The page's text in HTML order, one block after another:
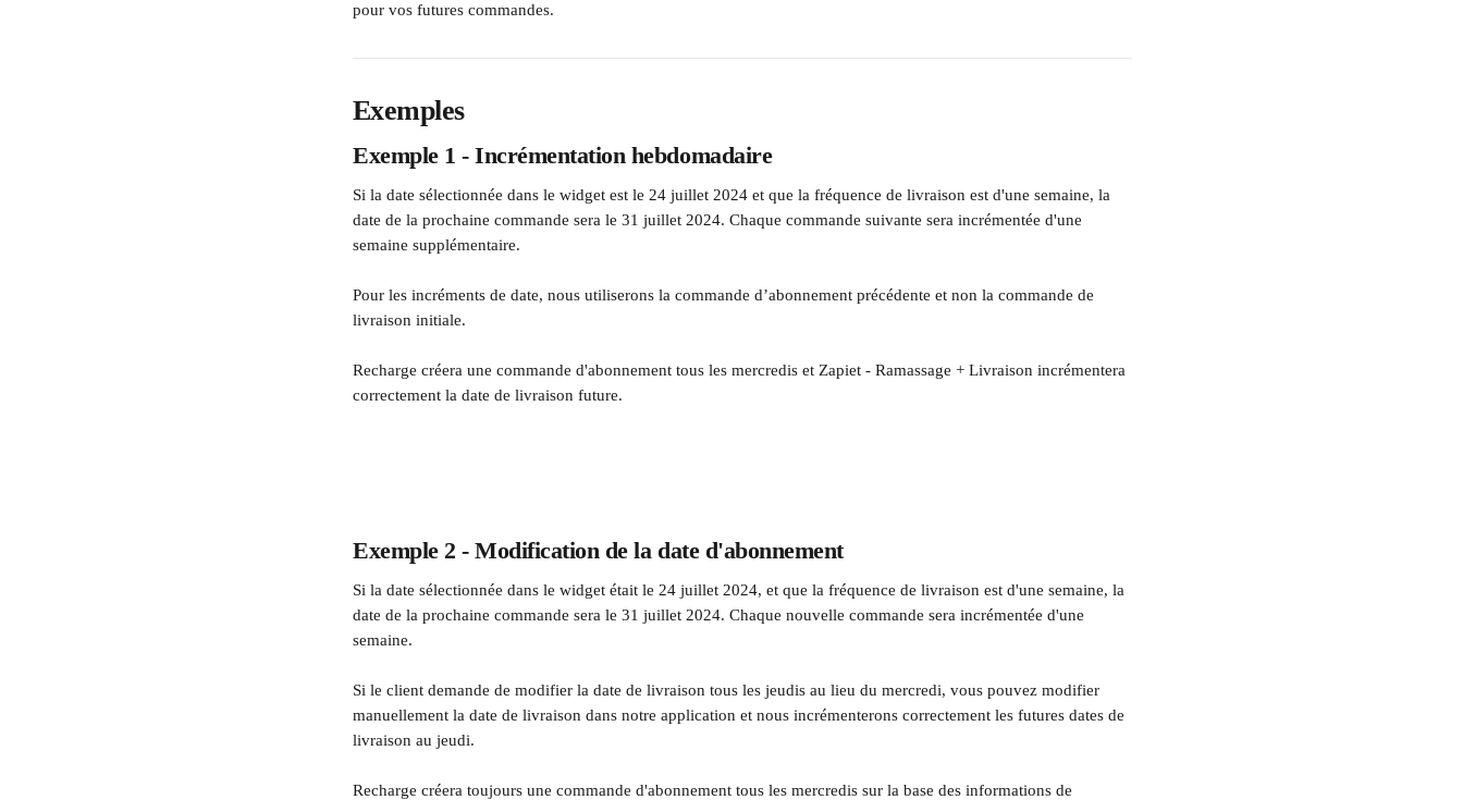
pour vos futures commandes.
Exemples
Exemple 1 - Incrémentation hebdomadaire
Si la date sélectionnée dans le widget est le 24 juillet 2024 et que la fréquence de livraison est d'une semaine, la
date de la prochaine commande sera le 31 juillet 2024. Chaque commande suivante sera incrémentée d'une
semaine supplémentaire.
Pour les incréments de date, nous utiliserons la commande d’abonnement précédente et non la commande de
livraison initiale.
Recharge créera une commande d'abonnement tous les mercredis et Zapiet - Ramassage + Livraison incrémentera
correctement la date de livraison future.
Exemple 2 - Modification de la date d'abonnement
Si la date sélectionnée dans le widget était le 24 juillet 2024, et que la fréquence de livraison est d'une semaine, la
date de la prochaine commande sera le 31 juillet 2024. Chaque nouvelle commande sera incrémentée d'une
semaine.
Si le client demande de modifier la date de livraison tous les jeudis au lieu du mercredi, vous pouvez modifier
manuellement la date de livraison dans notre application et nous incrémenterons correctement les futures dates de
livraison au jeudi.
Recharge créera toujours une commande d'abonnement tous les mercredis sur la base des informations de